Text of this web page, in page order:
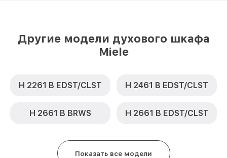
Другие модели духового шкафа
Miele
H 2261 B EDST/CLST H 2461 B EDST/CLST
H 2661 B BRWS H 2661 B EDST/CLST
Показать все модели